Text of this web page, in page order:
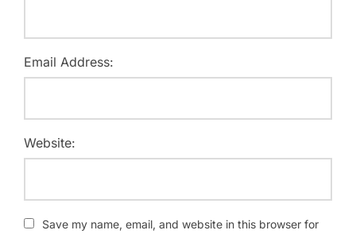
Email Address:
Website:
Save my name, email, and website in this browser for